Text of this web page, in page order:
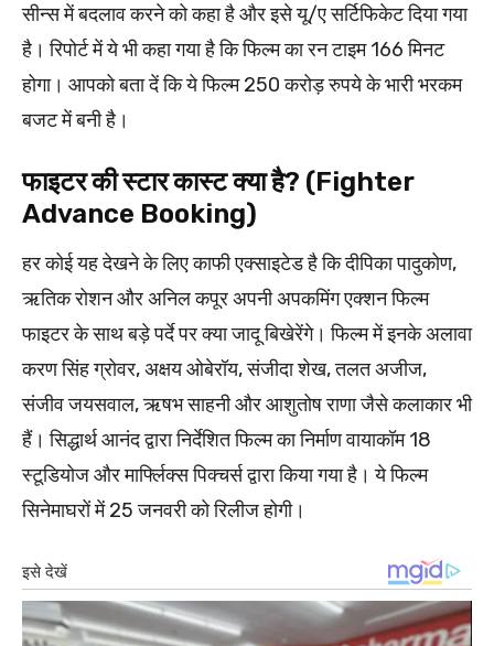
सीन्स में बदलाव करने को कहा है और इसे यू/ए सर्टिफिकेट दिया गया
है। रिपोर्ट में ये भी कहा गया है कि फिल्म का रन टाइम 166 मिनट
होगा। आपको बता दें कि ये फिल्म 250 करोड़ रुपये के भारी भरकम
बजट में बनी है।
फाइटर की स्टार कास्ट क्या है? (Fighter
Advance Booking)
हर कोई यह देखने के लिए काफी एक्साइटेड है कि दीपिका पादुकोण,
ऋतिक रोशन और अनिल कपूर अपनी अपकमिंग एक्शन फिल्म
फाइटर के साथ बड़े पर्दे पर क्या जादू बिखेरेंगे। फिल्म में इनके अलावा
करण सिंह ग्रोवर, अक्षय ओबेरॉय, संजीदा शेख, तलत अजीज,
संजीव जयसवाल, ऋषभ साहनी और आशुतोष राणा जैसे कलाकार भी
हैं। सिद्धार्थ आनंद द्वारा निर्देशित फिल्म का निर्माण वायाकॉम 18
स्टूडियोज और मार्फ्लिक्स पिक्चर्स द्वारा किया गया है। ये फिल्म
सिनेमाघरों में 25 जनवरी को रिलीज होगी।